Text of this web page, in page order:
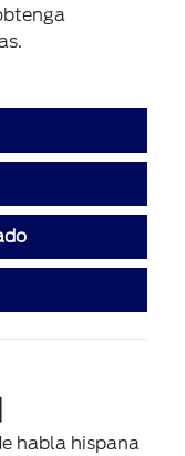
habla hispana